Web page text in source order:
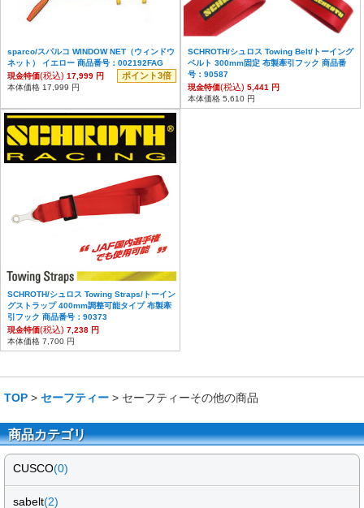
sparco/スパルコ WINDOW NET（ウィンドウ
ネット） イエロー 商品番号：002192FAG
現金特価(税込) 17,999 円 ポイント3倍
本体価格 17,999 円
SCHROTH/シュロス Towing Belt/トーイング
ベルト 300mm固定 布製牽引フック 商品番
号：90587
現金特価(税込) 5,441 円
本体価格 5,610 円
SCHROTH/シュロス Towing Straps/トーイン
グストラップ 400mm調整可能タイプ 布製牽
引フック 商品番号：90373
現金特価(税込) 7,238 円
本体価格 7,700 円
TOP > セーフティー > セーフティーその他の商品
商品カテゴリ
CUSCO(0)
sabelt(2)